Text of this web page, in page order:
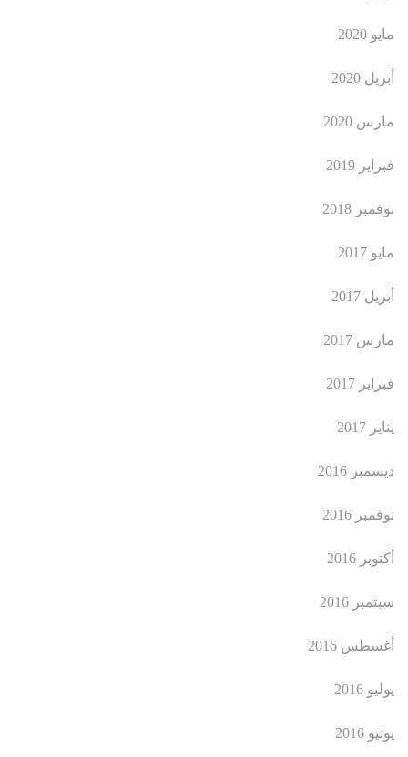
مايو 2020
أبريل 2020
مارس 2020
فبراير 2019
نوفمبر 2018
مايو 2017
أبريل 2017
مارس 2017
فبراير 2017
يناير 2017
ديسمبر 2016
نوفمبر 2016
أكتوبر 2016
سبتمبر 2016
أغسطس 2016
يوليو 2016
يونيو 2016